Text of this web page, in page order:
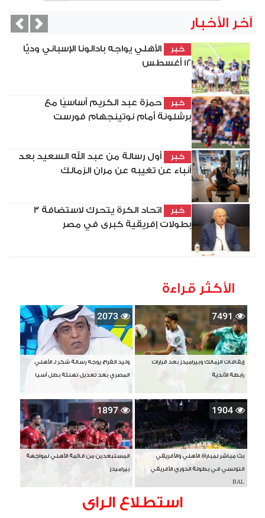
آخر الأخبار
خبر
الأهلي يواجه بادالونا الإسباني وديًّا
12 أغسطس
خبر
حمزة عبد الكريم أساسيًا مع
برشلونة أمام نوتينجهام فورست
خبر
أول رسالة من عبد الله السعيد بعد
أنباء عن تغيبه عن مران الزمالك
خبر
اتحاد الكرة يتحرك لاستضافة 3
بطولات إفريقية كبرى في مصر
Next
الأكثر قراءة
7491
إيقافات الزمالك وبيراميدز بعد قرارات
رابطة الأندية
2073
وليد الفراج يوجه رسالة شكر لـ الأهلي
المصري بعد تعديل تهنئة بطل آسيا
1904
بث مباشر لمباراة الأهلي والأفريقي
التونسي في بطولة الدوري الأفريقي
BAL
1897
المستبعدين من قائمة الأهلي لمواجهة
بيراميدز
استطلاع الراى